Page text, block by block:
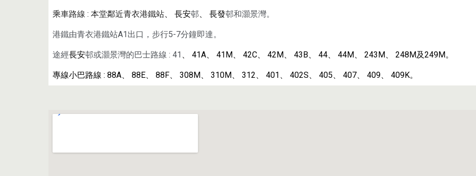
乘車路線 : 本堂鄰近青衣港鐵站、 長安邨、 長發邨和灝景灣。
港鐵由青衣港鐵站A1出口，步行5-7分鐘即達。
途經長安邨或灝景灣的巴士路線 : 41 、 41A、 41M、 42C、 42M、 43B、 44、 44M、 243M、 248M及249M。
專線小巴路線 : 88A、 88E、 88F、 308M、 310M、 312、 401 、 402S、 405、 407、 409、 409K。